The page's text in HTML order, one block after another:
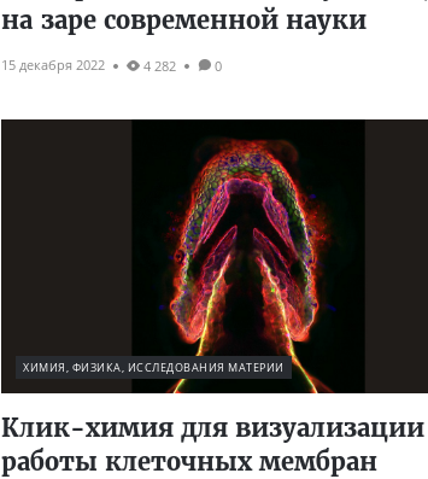
на заре современной науки
15 декабря 2022 4 282 0
ХИМИЯ, ФИЗИКА, ИССЛЕДОВАНИЯ МАТЕРИИ
Клик-химия для визуализации
работы клеточных мембран